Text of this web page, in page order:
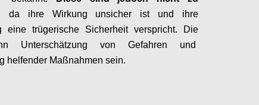
da ihre Wirkung unsicher ist und ihre
eine trügerische Sicherheit verspricht. Die
Unterschätzung von Gefahren und
helfender Maßnahmen sein.